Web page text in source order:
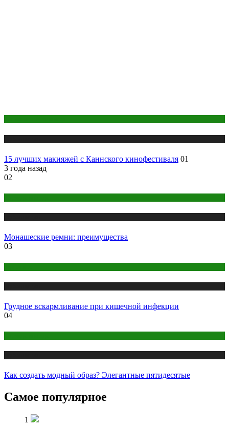
15 лучших макияжей с Каннского кинофестиваля 01
3 года назад
02
Монашеские ремни: преимущества
03
Грудное вскармливание при кишечной инфекции
04
Как создать модный образ? Элегантные пятидесятые
Самое популярное
1